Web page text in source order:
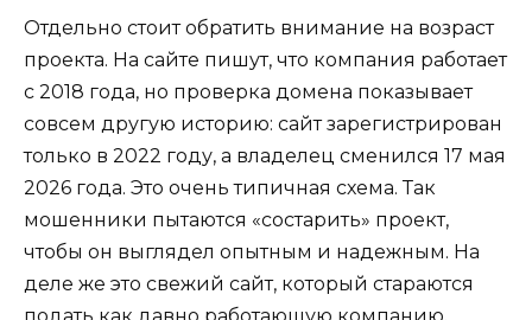
Отдельно стоит обратить внимание на возраст
проекта. На сайте пишут, что компания работает
с 2018 года, но проверка домена показывает
совсем другую историю: сайт зарегистрирован
только в 2022 году, а владелец сменился 17 мая
2026 года. Это очень типичная схема. Так
мошенники пытаются «состарить» проект,
чтобы он выглядел опытным и надежным. На
деле же это свежий сайт, который стараются
подать как давно работающую компанию.